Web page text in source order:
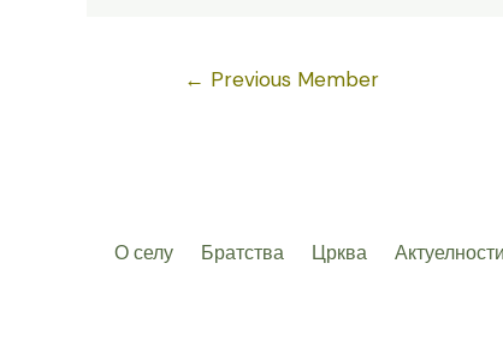
← Previous Member
О селу Братства Црква Актуелности